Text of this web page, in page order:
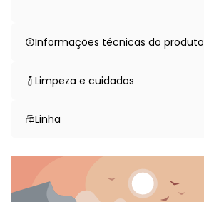
Informações técnicas do produto
Limpeza e cuidados
Linha